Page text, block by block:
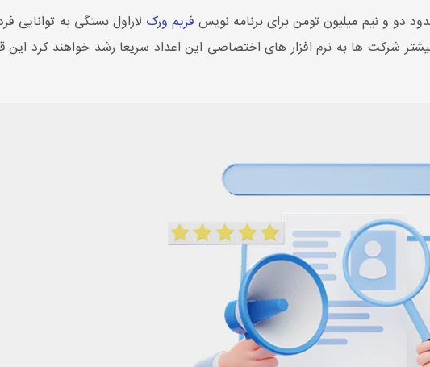
فریم ورک لاراول بستگی به توانایی
شرکت ها به نرم افزار های اختصاصی این اعداد سریعا رشد خواهند کرد